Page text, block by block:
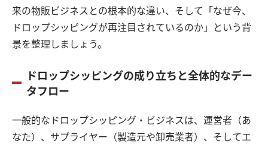
来の物販ビジネスとの根本的な違い、そして「なぜ今、
ドロップシッピングが再注目されているのか」という背
景を整理しましょう。
ドロップシッピングの成り立ちと全体的なデー
タフロー
一般的なドロップシッピング・ビジネスは、運営者（あ
なた）、サプライヤー（製造元や卸売業者）、そしてエ